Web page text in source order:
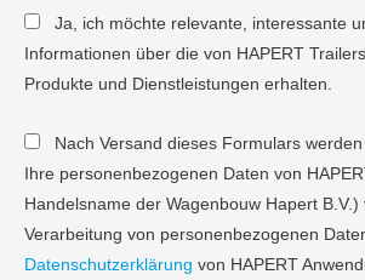
Ja, ich möchte relevante, interessante
Informationen über die von HAPERT
Produkte und Dienstleistungen erhalten.
Nach Versand dieses Formulars
Ihre personenbezogenen Daten von
Handelsname der Wagenbouw Hapert
Verarbeitung von personenbezogenen
Datenschutzerklärung von HAPERT